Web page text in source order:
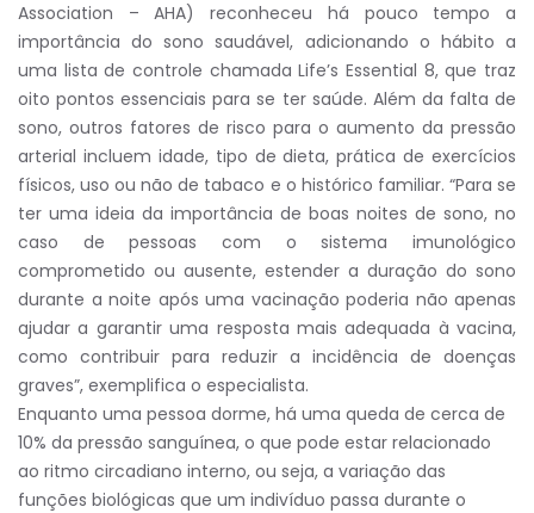
Association – AHA) reconheceu há pouco tempo a
importância do sono saudável, adicionando o hábito a
uma lista de controle chamada Life’s Essential 8, que traz
oito pontos essenciais para se ter saúde. Além da falta de
sono, outros fatores de risco para o aumento da pressão
arterial incluem idade, tipo de dieta, prática de exercícios
físicos, uso ou não de tabaco e o histórico familiar. “Para se
ter uma ideia da importância de boas noites de sono, no
caso de pessoas com o sistema imunológico
comprometido ou ausente, estender a duração do sono
durante a noite após uma vacinação poderia não apenas
ajudar a garantir uma resposta mais adequada à vacina,
como contribuir para reduzir a incidência de doenças
graves”, exemplifica o especialista.
Enquanto uma pessoa dorme, há uma queda de cerca de
10% da pressão sanguínea, o que pode estar relacionado
ao ritmo circadiano interno, ou seja, a variação das
funções biológicas que um indivíduo passa durante o